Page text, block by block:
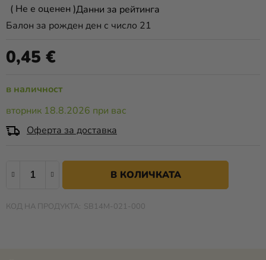
и
традиции
Тематика
Оценка
на
Вход
Средната
оценка
продукта
е
от
звезди.
Не е оценен Данни за рейтинга
Балон за рожден ден с число 21
в наличност
вторник 18.8.2026 при вас
Оферта за доставка
0,45 €
В КОЛИЧКАТА
SB14M-021-000